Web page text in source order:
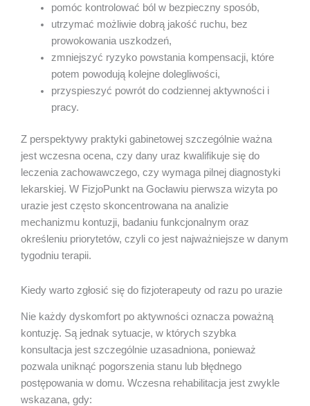
pomóc kontrolować ból w bezpieczny sposób,
utrzymać możliwie dobrą jakość ruchu, bez
prowokowania uszkodzeń,
zmniejszyć ryzyko powstania kompensacji, które
potem powodują kolejne dolegliwości,
przyspieszyć powrót do codziennej aktywności i
pracy.
Z perspektywy praktyki gabinetowej szczególnie ważna
jest wczesna ocena, czy dany uraz kwalifikuje się do
leczenia zachowawczego, czy wymaga pilnej diagnostyki
lekarskiej. W FizjoPunkt na Gocławiu pierwsza wizyta po
urazie jest często skoncentrowana na analizie
mechanizmu kontuzji, badaniu funkcjonalnym oraz
określeniu priorytetów, czyli co jest najważniejsze w danym
tygodniu terapii.
Kiedy warto zgłosić się do fizjoterapeuty od razu po urazie
Nie każdy dyskomfort po aktywności oznacza poważną
kontuzję. Są jednak sytuacje, w których szybka
konsultacja jest szczególnie uzasadniona, ponieważ
pozwala uniknąć pogorszenia stanu lub błędnego
postępowania w domu. Wczesna rehabilitacja jest zwykle
wskazana, gdy: